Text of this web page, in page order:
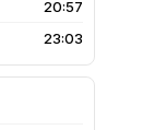
20:57
23:03